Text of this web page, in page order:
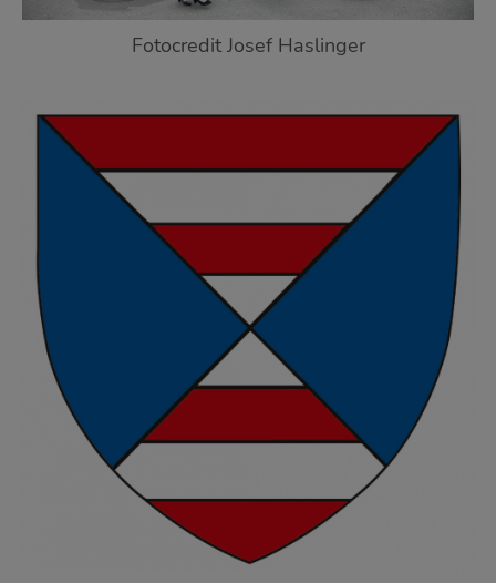
Fotocredit Josef Haslinger